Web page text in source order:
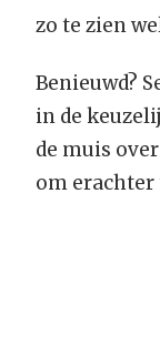
zo te zien
Benieuwd?
in de
de muis
om erachter